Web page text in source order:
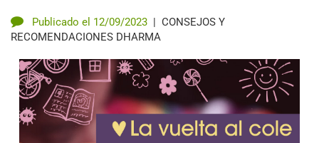
Publicado el 12/09/2023 | CONSEJOS Y
RECOMENDACIONES DHARMA